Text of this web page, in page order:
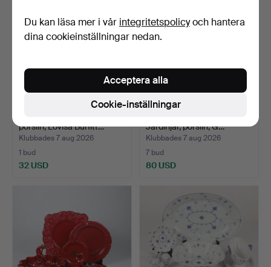
porslin, Lovisa Burfitt…
Klubbades 7 aug 2026
1 bud
32 USD
Jardinjär, porslin, G…
Klubbades 7 aug 2026
7 bud
80 USD
Du kan läsa mer i vår integritetspolicyoch hantera
dina cookieinställningar nedan.
Cookie-inställningar
Acceptera alla